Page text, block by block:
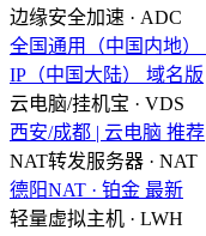
边缘安全加速 · ADC
全国通用（中国内地）
IP（中国大陆）
域名版
云电脑/挂机宝 · VDS
西安/成都 | 云电脑 推荐
NAT转发服务器 · NAT
德阳NAT · 铂金 最新
轻量虚拟主机 · LWH